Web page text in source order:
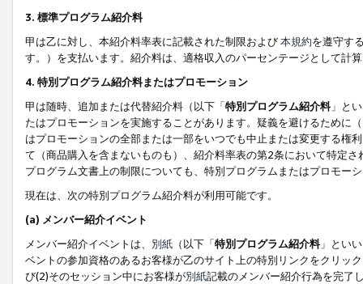
3. 標準プログラム紹介料
甲は乙に対し、本紹介料率表に記載された制限および本規約を遵守す
す。）を支払います。紹介料は、適格収入のパーセンテージとして計
4. 特別プログラム紹介料またはプロモーション
甲は随時、追加または代替紹介料（以下「特別プログラム紹介料」と
たはプロモーションを実施することがあります。疑義を避けるために
はプロモーションの全部または一部をいつでも中止または変更する権
て（商品購入を含まないものも）、紹介料率表の第2条において特定
プログラム文書上の制限についても、特別プログラムまたはプロモー
現在は、次の特別プログラム紹介料が利用可能です。
(a) メンバー紹介イベント
メンバー紹介イベントは、 別紙 （以下「特別プログラム紹介料」とい
ベントの参加資格のあるお客様が乙のサイト上の特別リンクをクリッ
び(2)そのセッション中にお客様が別紙記載のメンバー紹介行為を完了